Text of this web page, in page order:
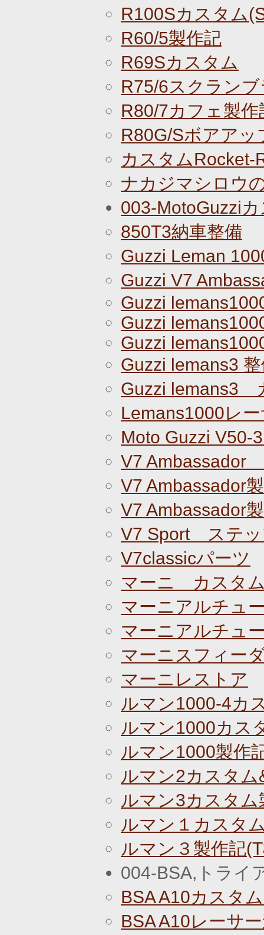
R100Sカスタム
R60/5製作記
R69Sカスタム
R75/6スクラン
R80/7カフェ製作
R80G/Sボアアッ
カスタムRocket-
ナカジマシロウ
003-MotoGuzzi
850T3納車整備
Guzzi Leman
Guzzi V7
Guzzi
Guzzi
Guzzi
Guzzi lemans3
Guzzi lemans3
Lemans1000レ
Moto Guzzi V50-
V7 Ambassador
V7 Ambassador
V7 Ambassador
V7 Sport ステッ
V7classicパーツ
マーニ カスタ
マーニアルチュ
マーニアルチュ
マーニスフィー
マーニレストア
ルマン1000-4カ
ルマン1000カス
ルマン1000製作
ルマン2カスタ
ルマン3カスタム
ルマン１カスタ
ルマン３製作記
004-BSA,トライ
BSA A10カスタ
BSA A10レーサ